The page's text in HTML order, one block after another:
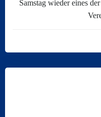
Samstag wieder eines